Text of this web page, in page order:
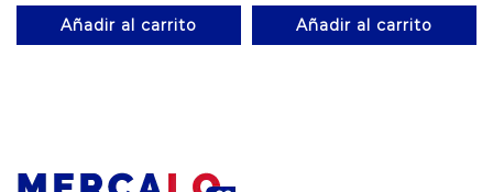
Añadir al carrito Añadir al carrito